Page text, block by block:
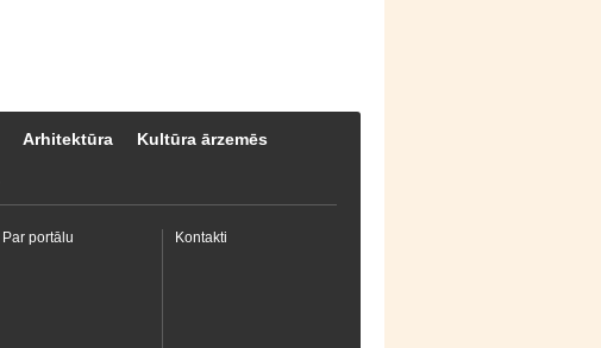
Arhitektūra Kultūra ārzemēs
Par portālu Kontakti